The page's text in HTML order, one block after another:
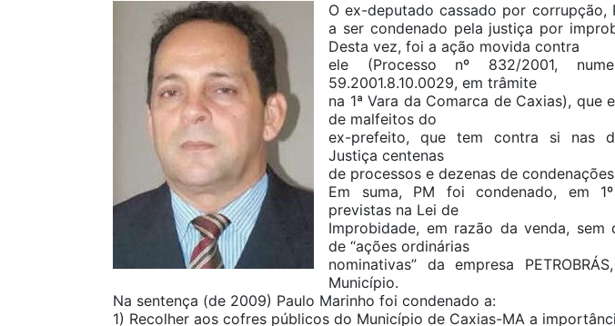
O ex-deputado cassado por corrupção,
a ser condenado pela justiça por
Desta vez, foi a ação movida contra
ele (Processo nº 832/2001,
59.2001.8.10.0029, em trâmite
na 1ª Vara da Comarca de Caxias), que
de malfeitos do
ex-prefeito, que tem contra si nas
Justiça centenas
de processos e dezenas de
Em suma, PM foi condenado, em
previstas na Lei de
Improbidade, em razão da venda, sem
de “ações ordinárias
nominativas” da empresa
Município.
Na sentença (de 2009) Paulo Marinho foi condenado a:
1) Recolher aos cofres públicos do Município de Caxias-MA a